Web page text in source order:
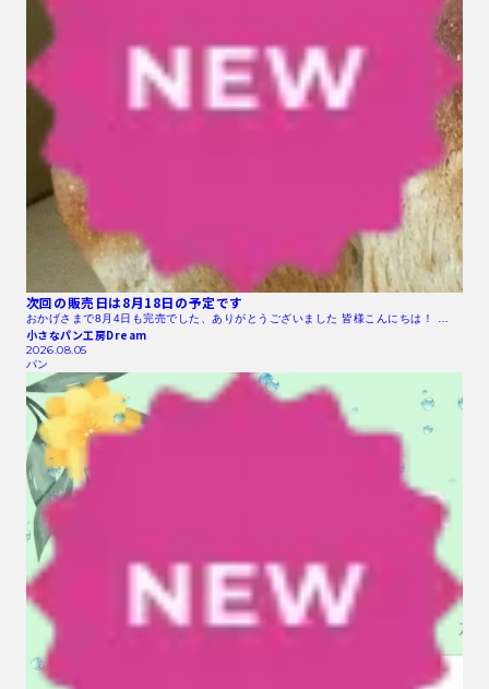
次回の販売日は8月18日の予定です
おかげさまで8月4日も完売でした、ありがとうございました 皆様こんにちは！ …
小さなパン工房Dream
2026.08.05
パン